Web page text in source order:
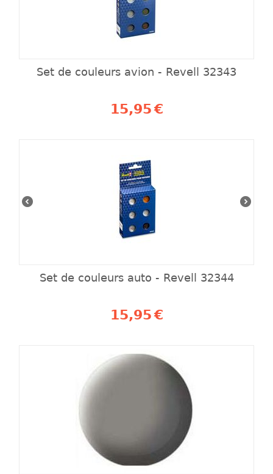
Set de couleurs avion - Revell 32343
15,95€
Set de couleurs auto - Revell 32344
15,95€